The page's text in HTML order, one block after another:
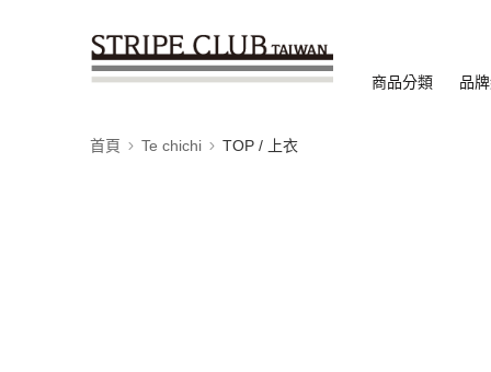
商品分類 品
首頁 Te chichi TOP / 上衣